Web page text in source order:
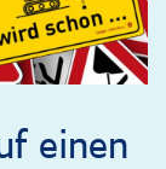
einen